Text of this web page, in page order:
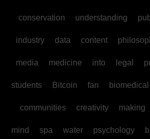
conservation understanding
industry data content
media medicine into legal
students Bitcoin fan biomedical
communities creativity making
mind spa water psychology